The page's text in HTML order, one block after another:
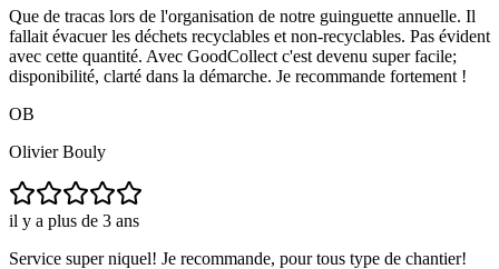
Que de tracas lors de l'organisation de notre guinguette annuelle. Il
fallait évacuer les déchets recyclables et non-recyclables. Pas évident
avec cette quantité. Avec GoodCollect c'est devenu super facile;
disponibilité, clarté dans la démarche. Je recommande fortement !
OB
Olivier Bouly
il y a plus de 3 ans
Service super niquel! Je recommande, pour tous type de chantier!